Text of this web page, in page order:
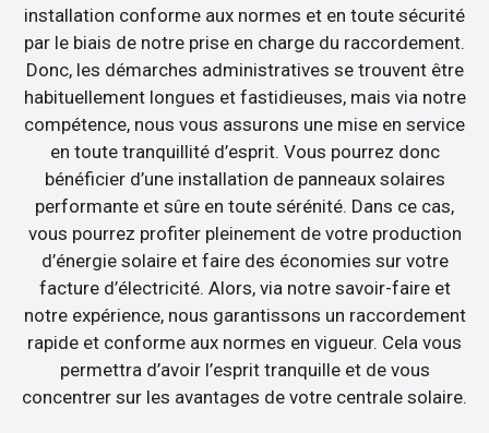
installation conforme aux normes et en toute sécurité
par le biais de notre prise en charge du raccordement.
Donc, les démarches administratives se trouvent être
habituellement longues et fastidieuses, mais via notre
compétence, nous vous assurons une mise en service
en toute tranquillité d’esprit. Vous pourrez donc
bénéficier d’une installation de panneaux solaires
performante et sûre en toute sérénité. Dans ce cas,
vous pourrez profiter pleinement de votre production
d’énergie solaire et faire des économies sur votre
facture d’électricité. Alors, via notre savoir-faire et
notre expérience, nous garantissons un raccordement
rapide et conforme aux normes en vigueur. Cela vous
permettra d’avoir l’esprit tranquille et de vous
concentrer sur les avantages de votre centrale solaire.